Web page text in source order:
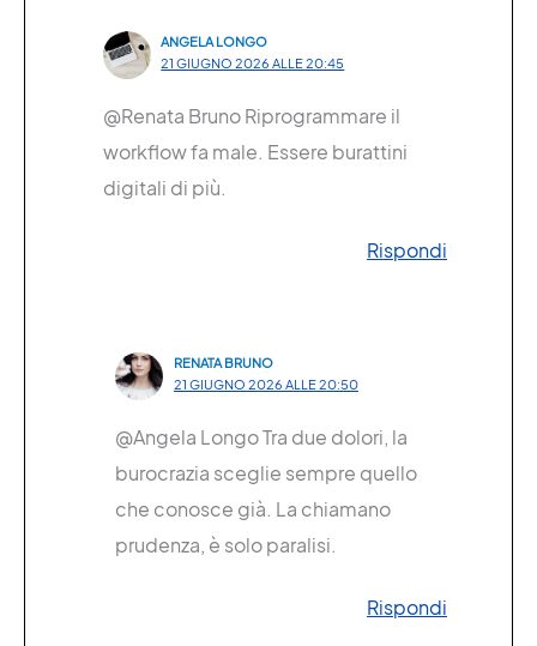
ANGELA LONGO
21 GIUGNO 2026 ALLE 20:45
@Renata Bruno Riprogrammare il
workflow fa male. Essere burattini
digitali di più.
Rispondi
RENATA BRUNO
21 GIUGNO 2026 ALLE 20:50
@Angela Longo Tra due dolori, la
burocrazia sceglie sempre quello
che conosce già. La chiamano
prudenza, è solo paralisi.
Rispondi